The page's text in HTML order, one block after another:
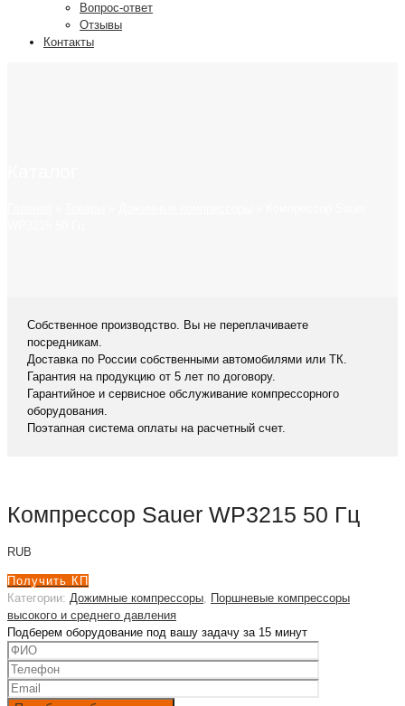
Вопрос-ответ
Отзывы
Контакты
Собственное производство. Вы не переплачиваете
посредникам.
Доставка по России собственными автомобилями или ТК.
Гарантия на продукцию от 5 лет по договору.
Гарантийное и сервисное обслуживание компрессорного
оборудования.
Поэтапная система оплаты на расчетный счет.
Компрессор Sauer WP3215 50 Гц
RUB
Получить КП
Категории: Дожимные компрессоры Поршневые компрессоры
высокого и среднего давления
Подберем оборудование под вашу задачу за 15 минут